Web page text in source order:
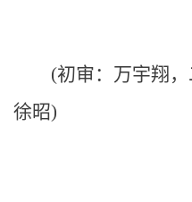
(初审：万宇翔，
徐昭)